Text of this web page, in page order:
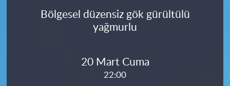
Bölgesel düzensiz gök gürültülü
yağmurlu
20 Mart Cuma
22:00